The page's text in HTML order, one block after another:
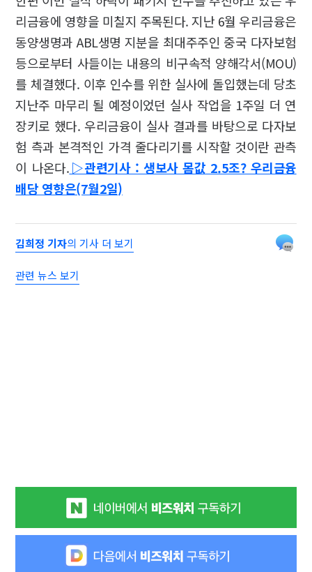
리금융에 영향을 미칠지 주목된다. 지난 6월 우리금융은
동양생명과 ABL생명 지분을 최대주주인 중국 다자보험
등으로부터 사들이는 내용의 비구속적 양해각서(MOU)
를 체결했다. 이후 인수를 위한 실사에 돌입했는데 당초
지난주 마무리 될 예정이었던 실사 작업을 1주일 더 연
장키로 했다. 우리금융이 실사 결과를 바탕으로 다자보
험 측과 본격적인 가격 줄다리기를 시작할 것이란 관측
이 나온다.▷관련기사 : 생보사 몸값 2.5조? 우리금융
배당 영향은(7월2일)
김희정 기자의 기사 더 보기
관련 뉴스 보기